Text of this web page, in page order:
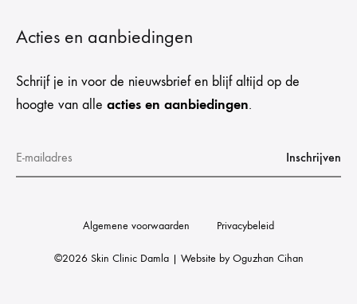
Acties en aanbiedingen
Schrijf je in voor de nieuwsbrief en blijf altijd op de
hoogte van alle acties en aanbiedingen.
©2026 Skin Clinic Damla | Website byOguzhan Cihan
Algemene voorwaarden Privacybeleid